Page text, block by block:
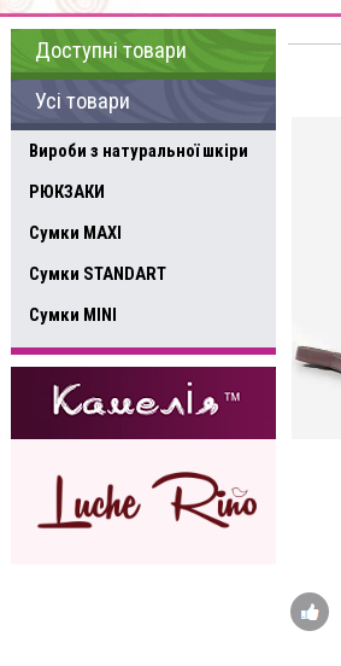
Доступні товари
Усі товари
Вироби з натуральної шкіри
РЮКЗАКИ
Сумки MAXI
Сумки STANDART
Сумки MINI